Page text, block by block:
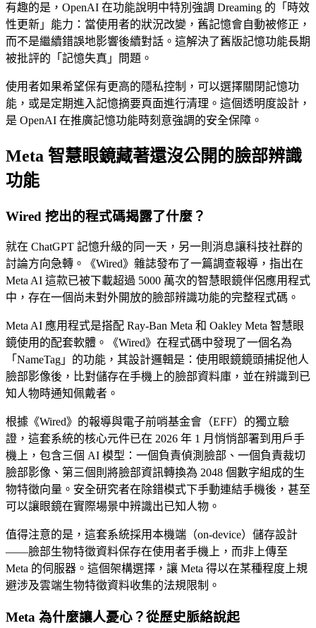
有趣的是，OpenAI 在功能說明中特別強調 Dreaming 的「時效
性更新」能力：當使用者的狀況改變，舊記憶會自動被修正，
而不是繼續錯誤地影響後續對話。這解決了舊版記憶功能長期
被批評的「記憶失真」問題。
使用者如果希望保有更高的隱私控制，可以選擇關閉記憶功
能，或是定期進入記憶摘要頁面進行清理。這個透明度設計，
是 OpenAI 在推廣記憶功能時刻意強調的安全保障。
Meta 智慧眼鏡藏著還沒公開的臉部辨識
功能
Wired 挖出的程式碼揭露了什麼？
就在 ChatGPT 記憶升級的同一天，另一則消息讓科技社群的
討論方向急轉。《Wired》雜誌發布了一篇調查報導，指出在
Meta AI 這款已被下載超過 5000 萬次的智慧眼鏡伴侶應用程式
中，存在一個尚未對外開放的臉部辨識功能的完整程式碼。
Meta AI 應用程式是搭配 Ray-Ban Meta 和 Oakley Meta 智慧眼
鏡使用的配套軟體。《Wired》在程式碼中發現了一個名為
「NameTag」的功能，其設計邏輯是：使用眼鏡鏡頭捕捉他人
臉部影像後，比對儲存在手機上的臉部資料庫，並在辨識到已
知人物時通知佩戴者。
根據《Wired》的報導與電子前哨基金會（EFF）的獨立驗
證，這套系統的核心元件已在 2026 年 1 月悄悄部署到用戶手
機上，包含三個 AI 模型：一個負責偵測臉部、一個負責裁切
臉部影像、第三個則將臉部資訊轉換為 2048 個數字組成的生
物特徵向量。安全研究者在除錯模式下手動連結手機後，甚至
可以讓眼鏡在實際場景中辨識出已知人物。
值得注意的是，這套系統採用本機端（on-device）儲存設計
——臉部生物特徵資料保存在使用者手機上，而非上傳至
Meta 的伺服器。這個架構選擇，讓 Meta 得以在某種程度上規
避涉及雲端生物特徵資料收集的法規限制。
Meta 為什麼讓人憂心？從歷史脈絡說起